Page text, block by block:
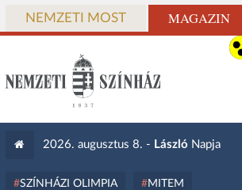
NEMZETI MOST MAGAZIN
2026. augusztus 8. - László Napja
SZÍNHÁZI OLIMPIA MITEM